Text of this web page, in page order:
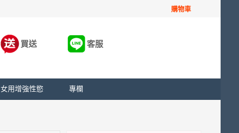
購物車
買送 客服
女用增強性慾 專欄